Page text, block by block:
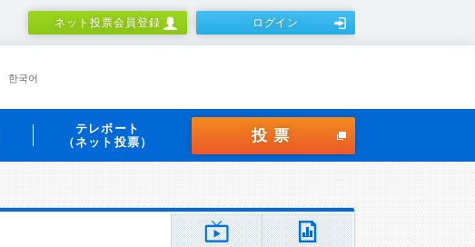
ネット投票会員登録 ログイン
한국어
テレボート
（ネット投票）
投票